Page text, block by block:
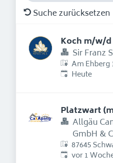
Suche zurücksetzen
Koch m/w/d
Sir Franz
Am Ehberg
Erschienen
Heute
Platzwart
Allgäu
GmbH &
87645
Erschienen:
vor 1